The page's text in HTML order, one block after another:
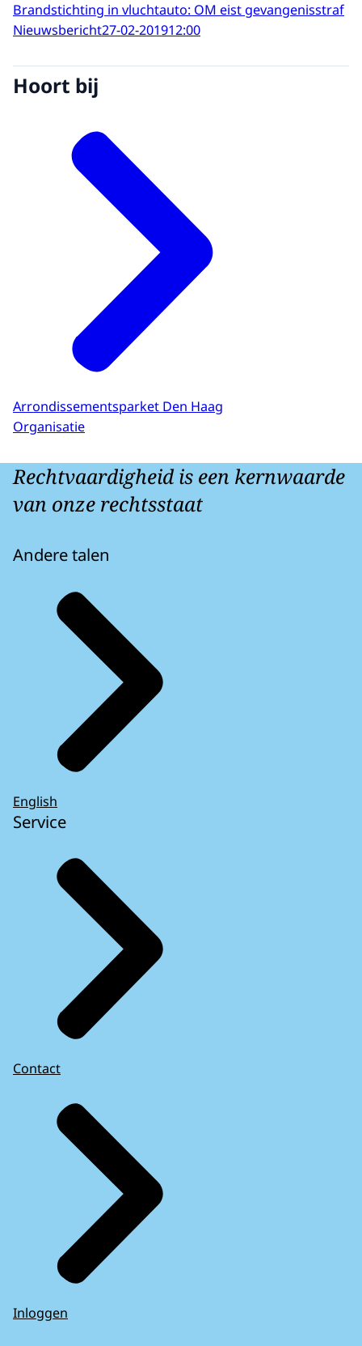
Brandstichting in vluchtauto: OM eist gevangenisstraf
Nieuwsbericht27-02-201912:00
Hoort bij
Arrondissementsparket Den Haag
Organisatie
Rechtvaardigheid is een kernwaarde
van onze rechtsstaat
Andere talen
English
Service
Contact
Inloggen